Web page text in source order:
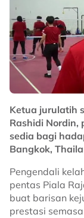
"Separuh
pemain muda
mereka meraih
antarabangsa.
"Beraksi di
menghadirkan
No node context
Related
#Sepak Takraw
Ketua jurulatih
Rashidi Nordin,
sedia bagi
Bangkok,
Pengendali
pentas Piala
buat barisan
prestasi